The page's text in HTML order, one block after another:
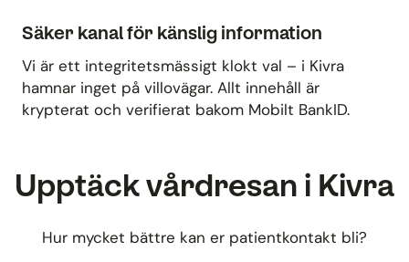
Säker kanal för känslig information
Vi är ett integritetsmässigt klokt val – i Kivra
hamnar inget på villovägar. Allt innehåll är
krypterat och verifierat bakom Mobilt BankID.
Upptäck vårdresan i Kivra
Hur mycket bättre kan er patientkontakt bli?